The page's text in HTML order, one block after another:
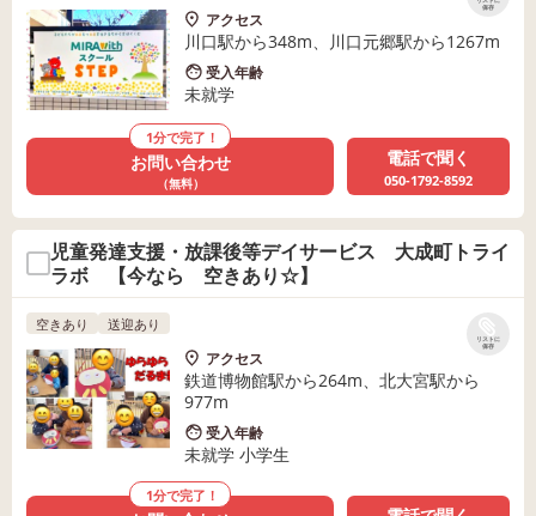
保存
アクセス
川口駅から348m、川口元郷駅から1267m
受入年齢
未就学
1分で完了！
お問い合わせ
（無料）
電話で聞く
050-1792-8592
児童発達支援・放課後等デイサービス 大成町トライ
ラボ 【今なら 空きあり☆】
リストに
保存
空きあり 送迎あり
アクセス
鉄道博物館駅から264m、北大宮駅から
977m
受入年齢
未就学 小学生
1分で完了！